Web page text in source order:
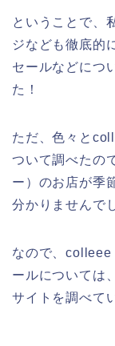
ということで、
ジなども徹底的
セールなどにつ
た！
ただ、色々と
ついて調べたの
ー）のお店が季
分かりませんで
なので、colleee
ールについては
サイトを調べて